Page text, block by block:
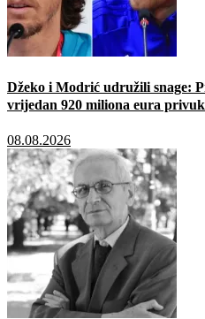
Džeko i Modrić udružili snage:
vrijedan 920 miliona eura
08.08.2026